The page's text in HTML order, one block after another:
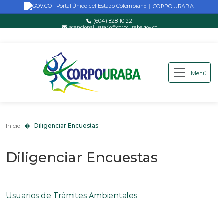
Saltar al contenido principal
| CORPOURABA
(604) 828 10 22
atencionalusuario@corpouraba.gov.co
Menú
Diligenciar Encuestas
Inicio Diligenciar Encuestas
Diligenciar Encuestas
Usuarios de Trámites Ambientales